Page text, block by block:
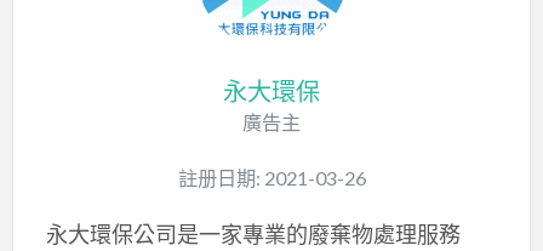
永大環保
廣告主
註册日期: 2021-03-26
永大環保公司是一家專業的廢棄物處理服務